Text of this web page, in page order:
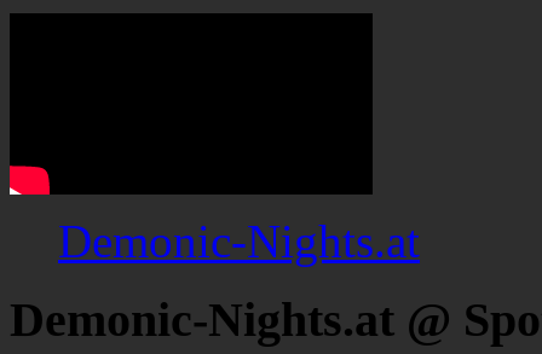
Demonic-Nights.at
Demonic-Nights.at @